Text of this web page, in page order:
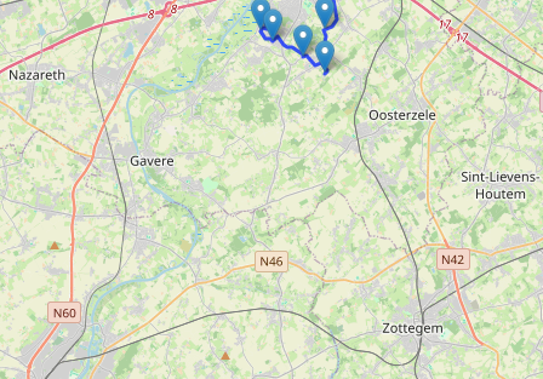
Schapentocht
Het lossen van de kunst
Kerkstraten
7 rollen van Steven Seagal
Dodentocht
Redelijk slecht weer
In vogelvlucht